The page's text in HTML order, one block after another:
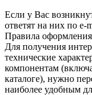
Если у Вас
ответят на них по e-
Правила оформления
Для получения
технические
компонентам
каталоге), нужно
наиболее удобным